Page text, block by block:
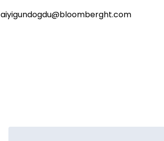
aiyigundogdu@bloomberght.com